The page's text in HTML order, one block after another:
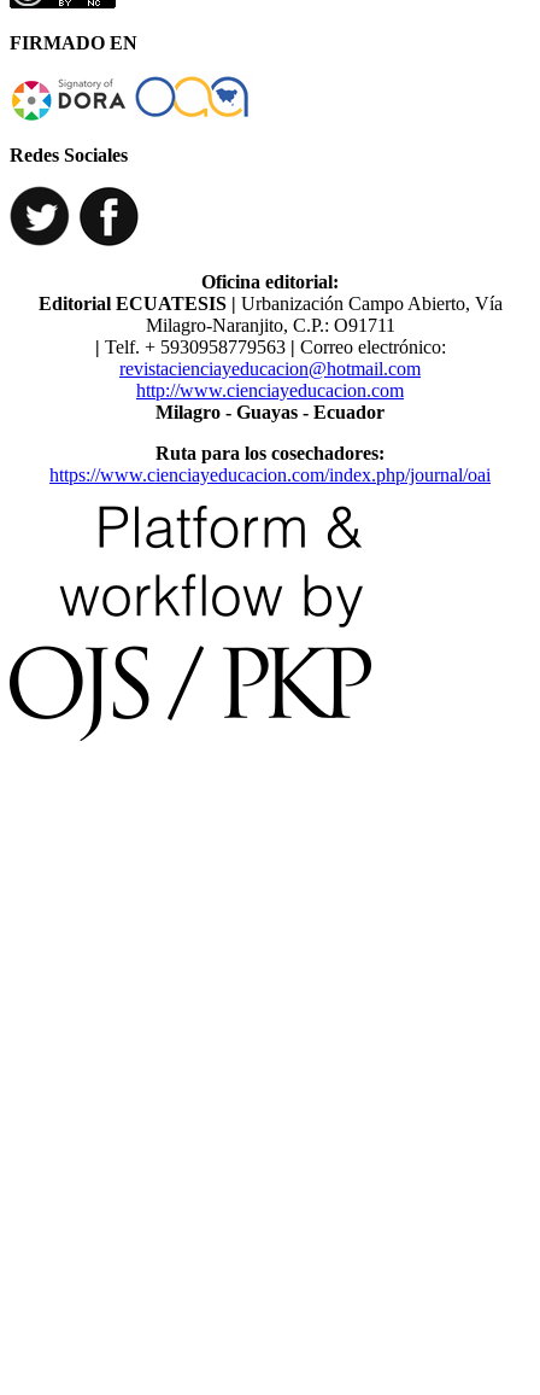
FIRMADO EN
Redes Sociales
Oficina editorial:
Editorial ECUATESIS | Urbanización Campo Abierto, Vía
Milagro-Naranjito, C.P.: O91711
| Telf. ​​+ 5930958779563 | Correo electrónico:
revistacienciayeducacion@hotmail.com
http://www.cienciayeducacion.com
Milagro - Guayas - Ecuador
Ruta para los cosechadores:
https://www.cienciayeducacion.com/index.php/journal/oai